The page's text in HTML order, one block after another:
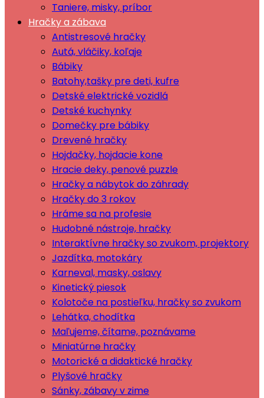
Taniere, misky, príbor
Hračky a zábava
Antistresové hračky
Autá, vláčiky, koľaje
Bábiky
Batohy,tašky pre deti, kufre
Detské elektrické vozidlá
Detské kuchynky
Domečky pre bábiky
Drevené hračky
Hojdačky, hojdacie kone
Hracie deky, penové puzzle
Hračky a nábytok do záhrady
Hračky do 3 rokov
Hráme sa na profesie
Hudobné nástroje, hračky
Interaktívne hračky so zvukom, projektory
Jazdítka, motokáry
Karneval, masky, oslavy
Kinetický piesok
Kolotoče na postieľku, hračky so zvukom
Lehátka, chodítka
Maľujeme, čítame, poznávame
Miniatúrne hračky
Motorické a didaktické hračky
Plyšové hračky
Sánky, zábavy v zime